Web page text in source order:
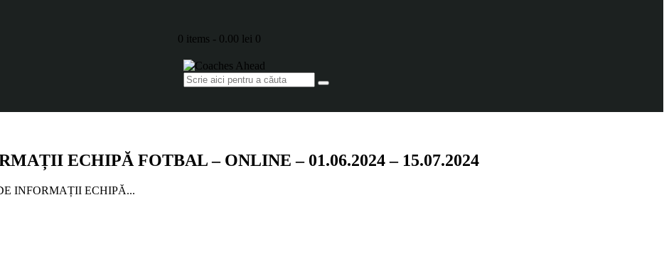
0 items - 0.00 lei 0
ECHIPĂ FOTBAL – ONLINE – 01.06.2024 – 15.07.2024
INFORMAȚII ECHIPĂ...